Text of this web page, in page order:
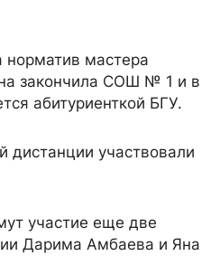
норматив мастера
закончила СОШ № 1 и в
абитуриенткой БГУ.
дистанции участвовали
участие еще две
Дарима Амбаева и Яна